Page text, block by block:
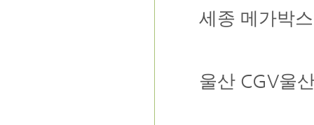
세종 메가박
울산 CGV울